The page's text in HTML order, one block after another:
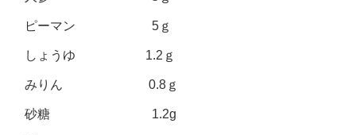
ピーマン 5ｇ
しょうゆ 1.2ｇ
みりん 0.8ｇ
砂糖 1.2g